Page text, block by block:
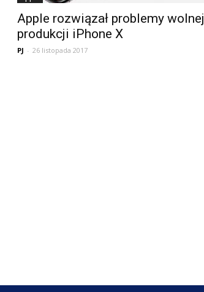
Apple rozwiązał problemy wolnej
produkcji iPhone X
PJ - 26 listopada 2017